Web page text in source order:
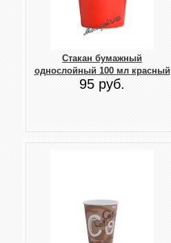
Стакан бумажный
однослойный 100 мл красный
95 руб.